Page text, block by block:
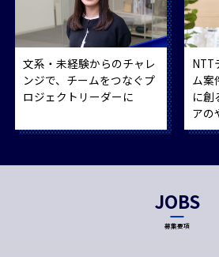
文系・未経験からのチャレ
ンジで、チームをつなぐプ
ロジェクトリーダーに
NTT
ム案
に創
アの
JOBS
募集要項